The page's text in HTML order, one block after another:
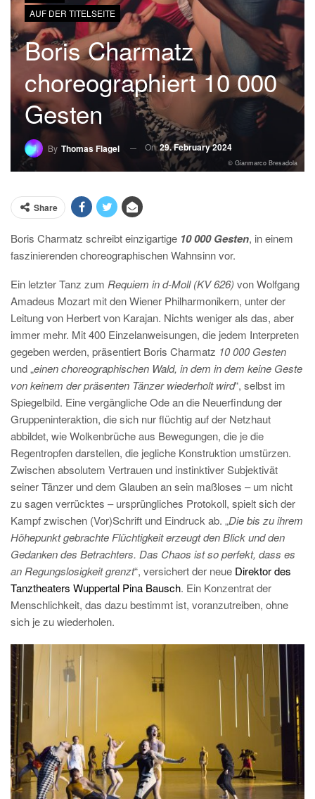
AUF DER TITELSEITE
Boris Charmatz
choreographiert 10 000
Gesten
By Thomas Flagel On29. February 2024
© Gianmarco Bresadola
Share
Boris Charmatz schreibt einzigartige 10 000 Gesten, in einem
faszinierenden choreographischen Wahnsinn vor.
Ein letzter Tanz zum Requiem in d-Moll (KV 626) von Wolfgang
Amadeus Mozart mit den Wiener Philharmonikern, unter der
Leitung von Herbert von Karajan. Nichts weniger als das, aber
immer mehr. Mit 400 Einzelanweisungen, die jedem Interpreten
gegeben werden, präsentiert Boris Charmatz 10 000 Gesten
und „einen choreographischen Wald, in dem in dem keine Geste
von keinem der präsenten Tänzer wiederholt wird“, selbst im
Spiegelbild. Eine vergängliche Ode an die Neuerfindung der
Gruppeninteraktion, die sich nur flüchtig auf der Netzhaut
abbildet, wie Wolkenbrüche aus Bewegungen, die je die
Regentropfen darstellen, die jegliche Konstruktion umstürzen.
Zwischen absolutem Vertrauen und instinktiver Subjektivät
seiner Tänzer und dem Glauben an sein maßloses – um nicht
zu sagen verrücktes – ursprüngliches Protokoll, spielt sich der
Kampf zwischen (Vor)Schrift und Eindruck ab. „Die bis zu ihrem
Höhepunkt gebrachte Flüchtigkeit erzeugt den Blick und den
Gedanken des Betrachters. Das Chaos ist so perfekt, dass es
an Regungslosigkeit grenzt“, versichert der neue Direktor des
Tanztheaters Wuppertal Pina Bausch. Ein Konzentrat der
Menschlichkeit, das dazu bestimmt ist, voranzutreiben, ohne
sich je zu wiederholen.